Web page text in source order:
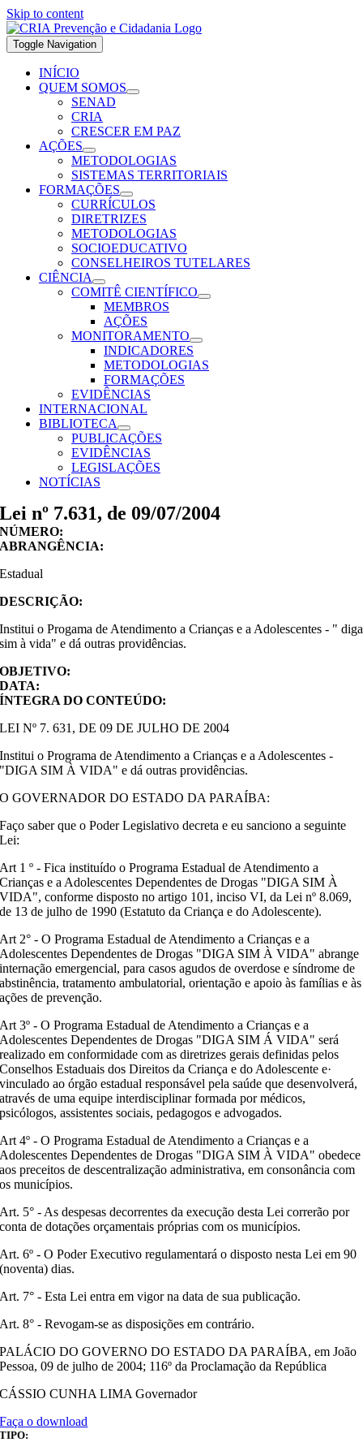
Skip to content
Toggle Navigation
INÍCIO
QUEM SOMOS
SENAD
CRIA
CRESCER EM PAZ
AÇÕES
METODOLOGIAS
SISTEMAS TERRITORIAIS
FORMAÇÕES
CURRÍCULOS
DIRETRIZES
METODOLOGIAS
SOCIOEDUCATIVO
CONSELHEIROS TUTELARES
CIÊNCIA
COMITÊ CIENTÍFICO
MEMBROS
AÇÕES
MONITORAMENTO
INDICADORES
METODOLOGIAS
FORMAÇÕES
EVIDÊNCIAS
INTERNACIONAL
BIBLIOTECA
PUBLICAÇÕES
EVIDÊNCIAS
LEGISLAÇÕES
NOTÍCIAS
Lei nº 7.631, de 09/07/2004
NÚMERO:
ABRANGÊNCIA:
Estadual
DESCRIÇÃO:
Institui o Progama de Atendimento a Crianças e a Adolescentes - " diga
sim à vida" e dá outras providências.
OBJETIVO:
DATA:
ÍNTEGRA DO CONTEÚDO:
LEI Nº 7. 631, DE 09 DE JULHO DE 2004
Institui o Programa de Atendimento a Crianças e a Adolescentes -
"DIGA SIM À VIDA" e dá outras providências.
O GOVERNADOR DO ESTADO DA PARAÍBA:
Faço saber que o Poder Legislativo decreta e eu sanciono a seguinte
Lei:
Art 1 º - Fica instituído o Programa Estadual de Atendimento a
Crianças e a Adolescentes Dependentes de Drogas "DIGA SIM À
VIDA", conforme disposto no artigo 101, inciso VI, da Lei nº 8.069,
de 13 de julho de 1990 (Estatuto da Criança e do Adolescente).
Art 2° - O Programa Estadual de Atendimento a Crianças e a
Adolescentes Dependentes de Drogas "DIGA SIM À VIDA" abrange
internação emergencial, para casos agudos de overdose e síndrome de
abstinência, tratamento ambulatorial, orientação e apoio às famílias e às
ações de prevenção.
Art 3º - O Programa Estadual de Atendimento a Crianças e a
Adolescentes Dependentes de Drogas "DIGA SIM Á VIDA" será
realizado em conformidade com as diretrizes gerais definidas pelos
Conselhos Estaduais dos Direitos da Criança e do Adolescente e·
vinculado ao órgão estadual responsável pela saúde que desenvolverá,
através de uma equipe interdisciplinar formada por médicos,
psicólogos, assistentes sociais, pedagogos e advogados.
Art 4º - O Programa Estadual de Atendimento a Crianças e a
Adolescentes Dependentes de Drogas "DIGA SIM À VIDA" obedece
aos preceitos de descentralização administrativa, em consonância com
os municípios.
Art. 5° - As despesas decorrentes da execução desta Lei correrão por
conta de dotações orçamentais próprias com os municípios.
Art. 6º - O Poder Executivo regulamentará o disposto nesta Lei em 90
(noventa) dias.
Art. 7° - Esta Lei entra em vigor na data de sua publicação.
Art. 8° - Revogam-se as disposições em contrário.
PALÁCIO DO GOVERNO DO ESTADO DA PARAÍBA, em João
Pessoa, 09 de julho de 2004; 116º da Proclamação da República
CÁSSIO CUNHA LIMA Governador
Faça o download
TIPO: